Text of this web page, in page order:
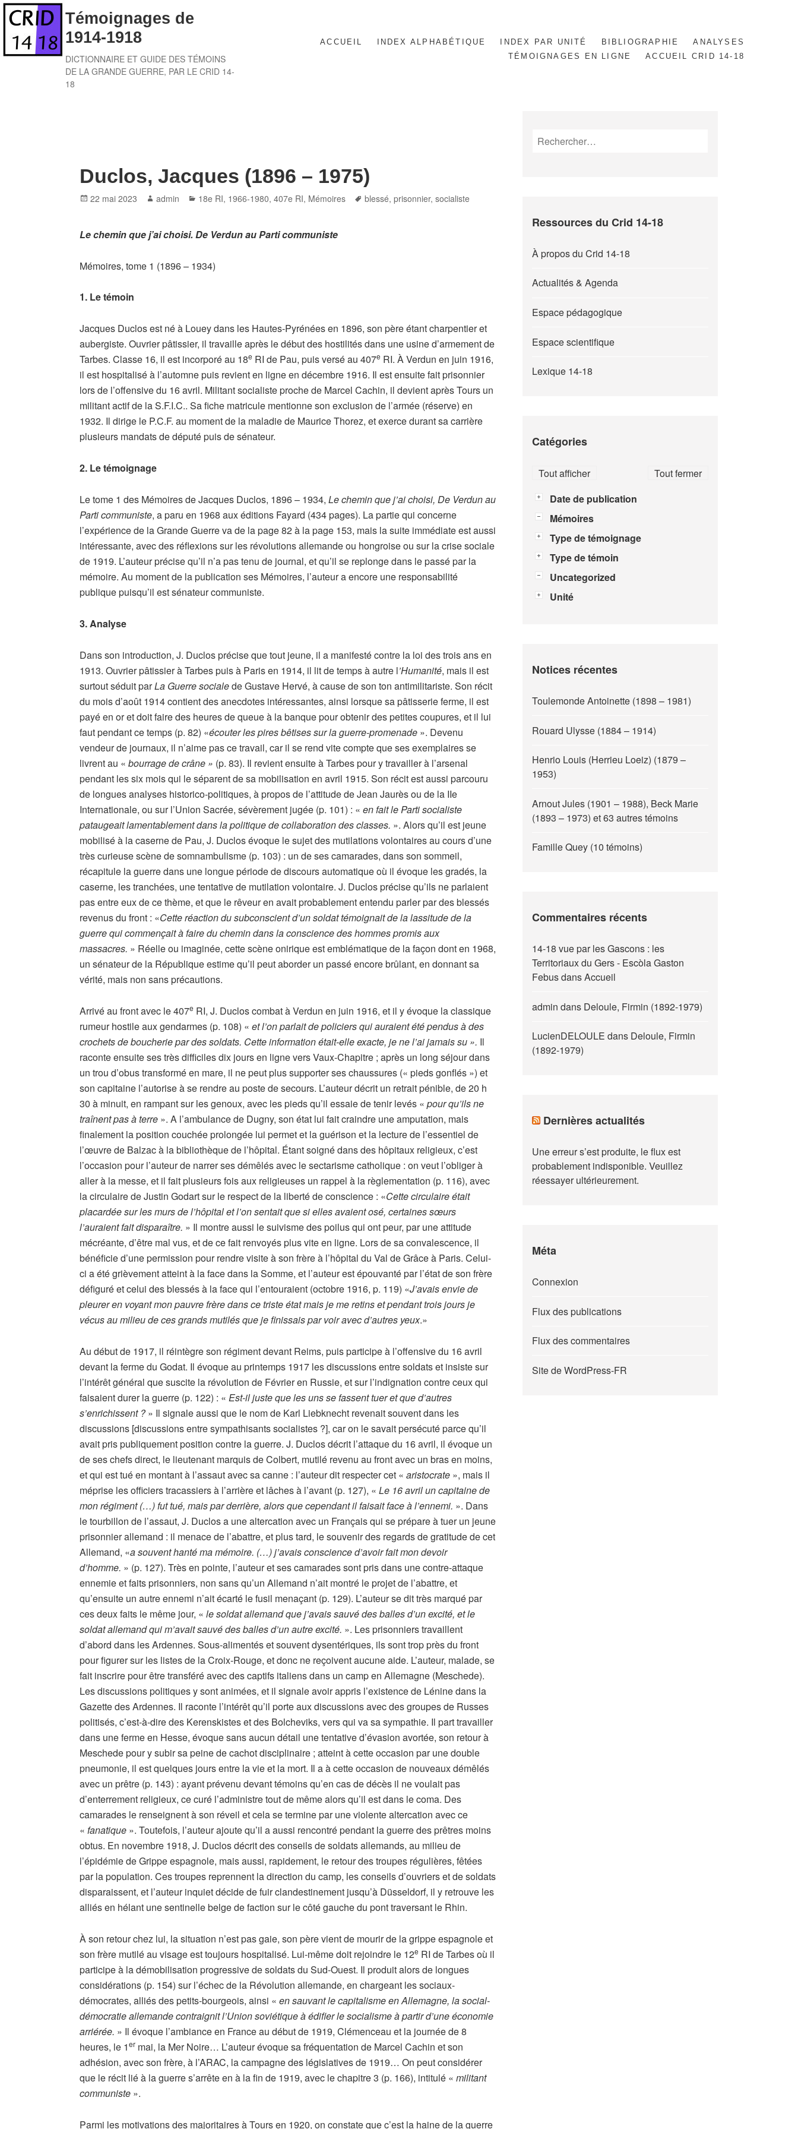
Skip
content
Témoignages de
1914-1918
DICTIONNAIRE ET GUIDE DES TÉMOINS
DE LA GRANDE GUERRE, PAR LE CRID 14-
18
ACCUEIL INDEX ALPHABÉTIQUE INDEX PAR UNITÉ BIBLIOGRAPHIE
ANALYSES
TÉMOIGNAGES EN LIGNE
ACCUEIL CRID 14-18
Duclos, Jacques (1896 – 1975)
Posted
22 mai 2023 Author
admin Categories
18e RI, 1966-1980,407e RI, Mémoires Tags
blessé,prisonnier,socialiste
Le chemin que j’ai choisi. De Verdun au Parti communiste
Mémoires, tome 1 (1896 – 1934)
1. Le témoin
Jacques Duclos est né à Louey dans les Hautes-Pyrénées en 1896, son père étant charpentier et
aubergiste. Ouvrier pâtissier, il travaille après le début des hostilités dans une usine d’armement de
Tarbes. Classe 16, il est incorporé au 18e RI de Pau, puis versé au 407e RI. À Verdun en juin 1916,
il est hospitalisé à l’automne puis revient en ligne en décembre 1916. Il est ensuite fait prisonnier
lors de l’offensive du 16 avril. Militant socialiste proche de Marcel Cachin, il devient après Tours un
militant actif de la S.F.I.C.. Sa fiche matricule mentionne son exclusion de l’armée (réserve) en
1932. Il dirige le P.C.F. au moment de la maladie de Maurice Thorez, et exerce durant sa carrière
plusieurs mandats de député puis de sénateur.
2. Le témoignage
Le tome 1 des Mémoires de Jacques Duclos, 1896 – 1934,Le chemin que j’ai choisi, De Verdun au
Parti communiste, a paru en 1968 aux éditions Fayard (434 pages). La partie qui concerne
l’expérience de la Grande Guerre va de la page 82 à la page 153, mais la suite immédiate est aussi
intéressante, avec des réflexions sur les révolutions allemande ou hongroise ou sur la crise sociale
de 1919. L’auteur précise qu’il n’a pas tenu de journal, et qu’il se replonge dans le passé par la
mémoire. Au moment de la publication ses Mémoires, l’auteur a encore une responsabilité
publique puisqu’il est sénateur communiste.
3. Analyse
Dans son introduction, J. Duclos précise que tout jeune, il a manifesté contre la loi des trois ans en
1913. Ouvrier pâtissier à Tarbes puis à Paris en 1914, il lit de temps à autre l’Humanité, mais il est
surtout séduit parLa Guerre socialede Gustave Hervé, à cause de son ton antimilitariste. Son récit
du mois d’août 1914 contient des anecdotes intéressantes, ainsi lorsque sa pâtisserie ferme, il est
payé en or et doit faire des heures de queue à la banque pour obtenir des petites coupures, et il lui
faut pendant ce temps (p. 82) «écouter les pires bêtises sur la guerre-promenade ». Devenu
vendeur de journaux, il n’aime pas ce travail, car il se rend vite compte que ses exemplaires se
livrent au «bourrage de crâne » (p. 83). Il revient ensuite à Tarbes pour y travailler à l’arsenal
pendant les six mois qui le séparent de sa mobilisation en avril 1915. Son récit est aussi parcouru
de longues analyses historico-politiques, à propos de l’attitude de Jean Jaurès ou de la IIe
Internationale, ou sur l’Union Sacrée, sévèrement jugée (p. 101) : «en fait le Parti socialiste
pataugeait lamentablement dans la politique de collaboration des classes. ». Alors qu’il est jeune
mobilisé à la caserne de Pau, J. Duclos évoque le sujet des mutilations volontaires au cours d’une
très curieuse scène de somnambulisme (p. 103) : un de ses camarades, dans son sommeil,
récapitule la guerre dans une longue période de discours automatique où il évoque les gradés, la
caserne, les tranchées, une tentative de mutilation volontaire. J. Duclos précise qu’ils ne parlaient
pas entre eux de ce thème, et que le rêveur en avait probablement entendu parler par des blessés
revenus du front : «Cette réaction du subconscient d’un soldat témoignait de la lassitude de la
guerre qui commençait à faire du chemin dans la conscience des hommes promis aux
massacres. » Réelle ou imaginée, cette scène onirique est emblématique de la façon dont en 1968,
un sénateur de la République estime qu’il peut aborder un passé encore brûlant, en donnant sa
vérité, mais non sans précautions.
Arrivé au front avec le 407e RI, J. Duclos combat à Verdun en juin 1916, et il y évoque la classique
rumeur hostile aux gendarmes (p. 108) «et l’on parlait de policiers qui auraient été pendus à des
crochets de boucherie par des soldats. Cette information était-elle exacte, je ne l’ai jamais su ». Il
raconte ensuite ses très difficiles dix jours en ligne vers Vaux-Chapitre ; après un long séjour dans
un trou d’obus transformé en mare, il ne peut plus supporter ses chaussures (« pieds gonflés ») et
son capitaine l’autorise à se rendre au poste de secours. L’auteur décrit un retrait pénible, de 20 h
30 à minuit, en rampant sur les genoux, avec les pieds qu’il essaie de tenir levés « pour qu’ils ne
traînent pas à terre ». A l’ambulance de Dugny, son état lui fait craindre une amputation, mais
finalement la position couchée prolongée lui permet et la guérison et la lecture de l’essentiel de
l’œuvre de Balzac à la bibliothèque de l’hôpital. Étant soigné dans des hôpitaux religieux, c’est
l’occasion pour l’auteur de narrer ses démêlés avec le sectarisme catholique : on veut l’obliger à
aller à la messe, et il fait plusieurs fois aux religieuses un rappel à la règlementation (p. 116), avec
la circulaire de Justin Godart sur le respect de la liberté de conscience : «Cette circulaire était
placardée sur les murs de l’hôpital et l’on sentait que si elles avaient osé, certaines sœurs
l’auraient fait disparaître. » Il montre aussi le suivisme des poilus qui ont peur, par une attitude
mécréante, d’être mal vus, et de ce fait renvoyés plus vite en ligne. Lors de sa convalescence, il
bénéficie d’une permission pour rendre visite à son frère à l’hôpital du Val de Grâce à Paris. Celui-
ci a été grièvement atteint à la face dans la Somme, et l’auteur est épouvanté par l’état de son frère
défiguré et celui des blessés à la face qui l’entouraient (octobre 1916, p. 119) «J’avais envie de
pleurer en voyant mon pauvre frère dans ce triste état mais je me retins et pendant trois jours je
vécus au milieu de ces grands mutilés que je finissais par voir avec d’autres yeux.»
Au début de 1917, il réintègre son régiment devant Reims, puis participe à l’offensive du 16 avril
devant la ferme du Godat. Il évoque au printemps 1917 les discussions entre soldats et insiste sur
l’intérêt général que suscite la révolution de Février en Russie, et sur l’indignation contre ceux qui
faisaient durer la guerre (p. 122) : «Est-il juste que les uns se fassent tuer et que d’autres
s’enrichissent ?» Il signale aussi que le nom de Karl Liebknecht revenait souvent dans les
discussions [discussions entre sympathisants socialistes ?], car on le savait persécuté parce qu’il
avait pris publiquement position contre la guerre. J. Duclos décrit l’attaque du 16 avril, il évoque un
de ses chefs direct, le lieutenant marquis de Colbert, mutilé revenu au front avec un bras en moins,
et qui est tué en montant à l’assaut avec sa canne : l’auteur dit respecter cet «aristocrate », mais il
méprise les officiers tracassiers à l’arrière et lâches à l’avant (p. 127), «Le 16 avril un capitaine de
mon régiment (…) fut tué, mais par derrière, alors que cependant il faisait face à l’ennemi. ». Dans
le tourbillon de l’assaut, J. Duclos a une altercation avec un Français qui se prépare à tuer un jeune
prisonnier allemand : il menace de l’abattre, et plus tard, le souvenir des regards de gratitude de cet
Allemand, «a souvent hanté ma mémoire. (…) j’avais conscience d’avoir fait mon devoir
d’homme. » (p. 127). Très en pointe, l’auteur et ses camarades sont pris dans une contre-attaque
ennemie et faits prisonniers, non sans qu’un Allemand n’ait montré le projet de l’abattre, et
qu’ensuite un autre ennemi n’ait écarté le fusil menaçant (p. 129). L’auteur se dit très marqué par
ces deux faits le même jour, «le soldat allemand que j’avais sauvé des balles d’un excité, et le
soldat allemand qui m’avait sauvé des balles d’un autre excité. ». Les prisonniers travaillent
d’abord dans les Ardennes. Sous-alimentés et souvent dysentériques, ils sont trop près du front
pour figurer sur les listes de la Croix-Rouge, et donc ne reçoivent aucune aide. L’auteur, malade, se
fait inscrire pour être transféré avec des captifs italiens dans un camp en Allemagne (Meschede).
Les discussions politiques y sont animées, et il signale avoir appris l’existence de Lénine dans la
Gazette des Ardennes. Il raconte l’intérêt qu’il porte aux discussions avec des groupes de Russes
politisés, c’est-à-dire des Kerenskistes et des Bolcheviks, vers qui va sa sympathie. Il part travailler
dans une ferme en Hesse, évoque sans aucun détail une tentative d’évasion avortée, son retour à
Meschede pour y subir sa peine de cachot disciplinaire ; atteint à cette occasion par une double
pneumonie, il est quelques jours entre la vie et la mort. Il a à cette occasion de nouveaux démêlés
avec un prêtre (p. 143) : ayant prévenu devant témoins qu’en cas de décès il ne voulait pas
d’enterrement religieux, ce curé l’administre tout de même alors qu’il est dans le coma. Des
camarades le renseignent à son réveil et cela se termine par une violente altercation avec ce
«fanatique ». Toutefois, l’auteur ajoute qu’il a aussi rencontré pendant la guerre des prêtres moins
obtus. En novembre 1918, J. Duclos décrit des conseils de soldats allemands, au milieu de
l’épidémie de Grippe espagnole, mais aussi, rapidement, le retour des troupes régulières, fêtées
par la population. Ces troupes reprennent la direction du camp, les conseils d’ouvriers et de soldats
disparaissent, et l’auteur inquiet décide de fuir clandestinement jusqu’à Düsseldorf, il y retrouve les
alliés en hélant une sentinelle belge de faction sur le côté gauche du pont traversant le Rhin.
À son retour chez lui, la situation n’est pas gaie, son père vient de mourir de la grippe espagnole et
son frère mutilé au visage est toujours hospitalisé. Lui-même doit rejoindre le 12e RI de Tarbes où il
participe à la démobilisation progressive de soldats du Sud-Ouest. Il produit alors de longues
considérations (p. 154) sur l’échec de la Révolution allemande, en chargeant les sociaux-
démocrates, alliés des petits-bourgeois, ainsi «en sauvant le capitalisme en Allemagne, la social-
démocratie allemande contraignit l’Union soviétique à édifier le socialisme à partir d’une économie
arriérée. » Il évoque l’ambiance en France au début de 1919, Clémenceau et la journée de 8
heures, le 1er mai, la Mer Noire… L’auteur évoque sa fréquentation de Marcel Cachin et son
adhésion, avec son frère, à l’ARAC, la campagne des législatives de 1919… On peut considérer
que le récit lié à la guerre s’arrête en à la fin de 1919, avec le chapitre 3 (p. 166), intitulé «militant
communiste ».
Parmi les motivations des majoritaires à Tours en 1920, on constate que c’est la haine de la guerre
Rechercher :
Ressources du Crid 14-18
À propos du Crid 14-18
Actualités & Agenda
Espace pédagogique
Espace scientifique
Lexique 14-18
Catégories
Tout fermer
Tout afficher
Date de publication
Mémoires
Type de témoignage
Type de témoin
Uncategorized
Unité
Notices récentes
Toulemonde Antoinette (1898 – 1981)
Rouard Ulysse (1884 – 1914)
Henrio Louis (Herrieu Loeiz) (1879 –
1953)
Arnout Jules (1901 – 1988), Beck Marie
(1893 – 1973) et 63 autres témoins
Famille Quey (10 témoins)
Commentaires récents
14-18 vue par les Gascons : les
Territoriaux du Gers - Escòla Gaston
FebusdansAccueil
admin dans Deloule, Firmin (1892-1979)
LucienDELOULE dans Deloule, Firmin
(1892-1979)
Dernières actualités
Une erreur s’est produite, le flux est
probablement indisponible. Veuillez
réessayer ultérieurement.
Méta
Connexion
Flux des publications
Flux des commentaires
Site de WordPress-FR